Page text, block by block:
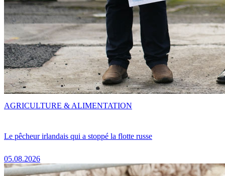
Le pêcheur irlandais qui a stoppé la flotte russe
05.08.2026
AGRICULTURE & ALIMENTATION